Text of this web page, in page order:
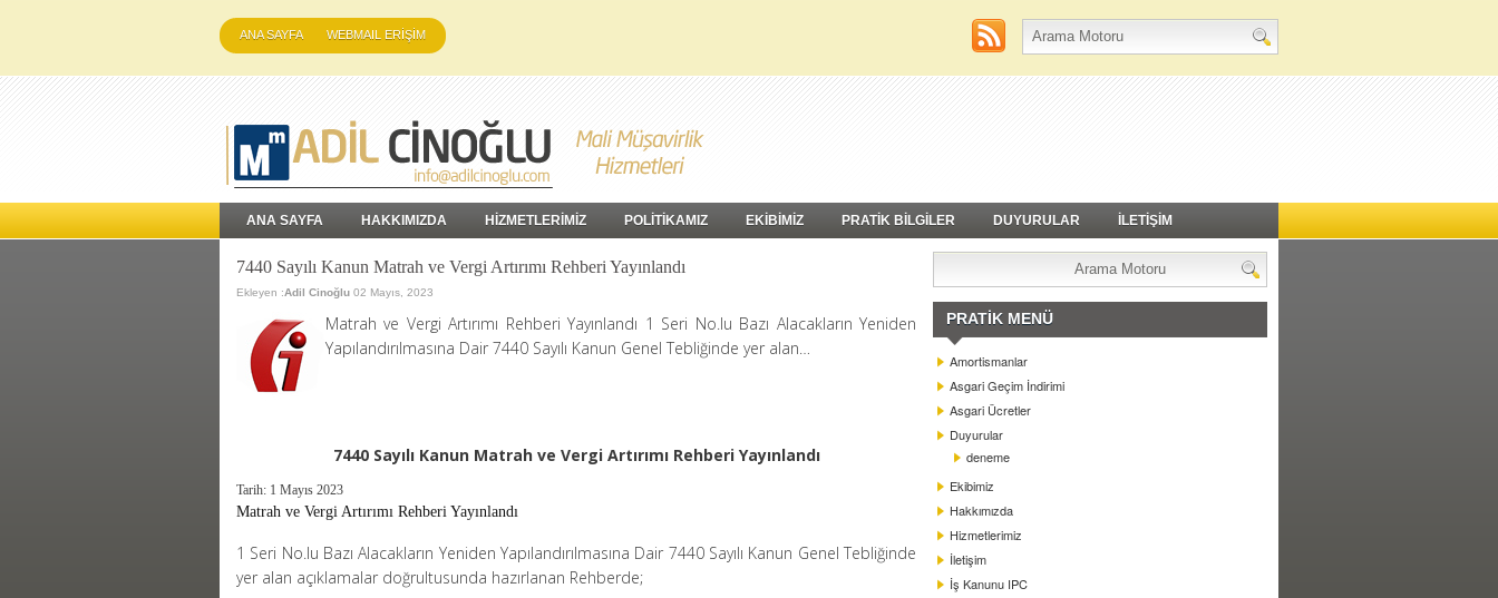
ANA SAYFA WEBMAIL ERİŞİM
ANA SAYFA HAKKIMIZDA HİZMETLERİMİZ POLİTİKAMIZ EKİBİMİZ PRATİK BİLGİLER DUYURULAR İLETİŞİM
7440 Sayılı Kanun Matrah ve Vergi Artırımı Rehberi Yayınlandı
Ekleyen :Adil Cinoğlu 02 Mayıs, 2023
Matrah ve Vergi Artırımı Rehberi Yayınlandı 1 Seri No.lu Bazı Alacakların Yeniden
Yapılandırılmasına Dair 7440 Sayılı Kanun Genel Tebliğinde yer alan…
7440 Sayılı Kanun Matrah ve Vergi Artırımı Rehberi Yayınlandı
Tarih: 1 Mayıs 2023
Matrah ve Vergi Artırımı Rehberi Yayınlandı
1 Seri No.lu Bazı Alacakların Yeniden Yapılandırılmasına Dair 7440 Sayılı Kanun Genel Tebliğinde
yer alan açıklamalar doğrultusunda hazırlanan Rehberde;
PRATIK MENÜ
Amortismanlar
Asgari Geçim İndirimi
Asgari Ücretler
Duyurular
deneme
Ekibimiz
Hakkımızda
Hizmetlerimiz
İletişim
İş Kanunu IPC